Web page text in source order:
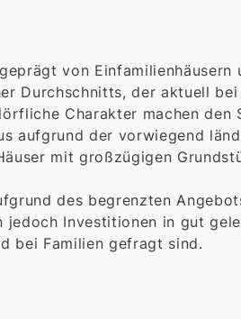
von
Durchschnitts, der aktuell
Charakter machen
aufgrund der vorwiegend
mit großzügigen
des begrenzten
Investitionen in gut
bei Familien gefragt sind.